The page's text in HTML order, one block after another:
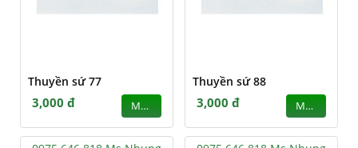
Thuyền sứ 77
3,000 đ MUA
Thuyền sứ 88
3,000 đ MUA